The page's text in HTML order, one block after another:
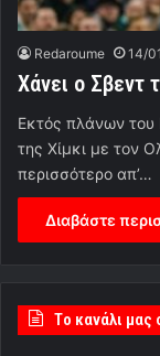
Redaroume 14/
Χάνει ο Σβεντ
Εκτός πλάνων του
της Χίμκι με τον
περισσότερο απ’…
Διαβάστε
Tο κανάλι μας